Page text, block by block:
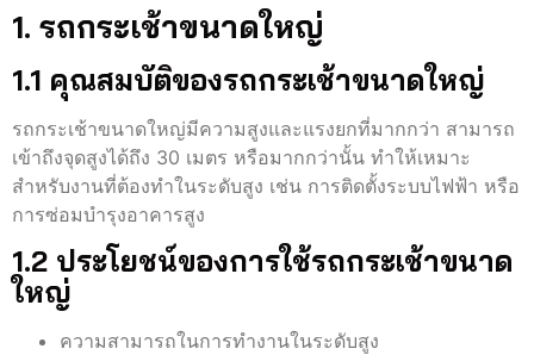
1. รถกระเช้าขนาดใหญ่
1.1 คุณสมบัติของรถกระเช้าขนาดใหญ่
รถกระเช้าขนาดใหญ่มีความสูงและแรงยกที่มากกว่า สามารถ
เข้าถึงจุดสูงได้ถึง 30 เมตร หรือมากกว่านั้น ทำให้เหมาะ
สำหรับงานที่ต้องทำในระดับสูง เช่น การติดตั้งระบบไฟฟ้า หรือ
การซ่อมบำรุงอาคารสูง
1.2 ประโยชน์ของการใช้รถกระเช้าขนาด
ใหญ่
ความสามารถในการทำงานในระดับสูง